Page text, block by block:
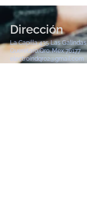
Dirección
La Capilla 435 Las Galindas
Querétaro,Qro. Mex 76177
electroindqro2@gmail.com